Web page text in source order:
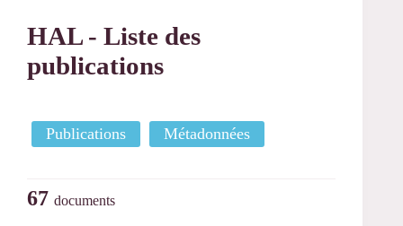
HAL - Liste des
publications
Publications Métadonnées
67 documents